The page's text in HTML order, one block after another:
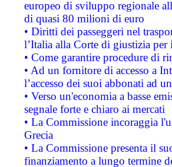
europeo di sviluppo regionale
di quasi 80 milioni di euro
• Diritti dei passeggeri nel
l’Italia alla Corte di giustizia
• Come garantire procedure di
• Ad un fornitore di accesso a
l’accesso dei suoi abbonati ad
• Verso un'economia a basse
segnale forte e chiaro ai mercati
• La Commissione incoraggia
Grecia
• La Commissione presenta il
finanziamento a lungo termine